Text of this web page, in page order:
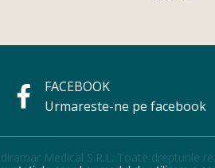
FACEBOOK
Urmareste-ne pe facebook
Medical S.R.L. Toate drepturile